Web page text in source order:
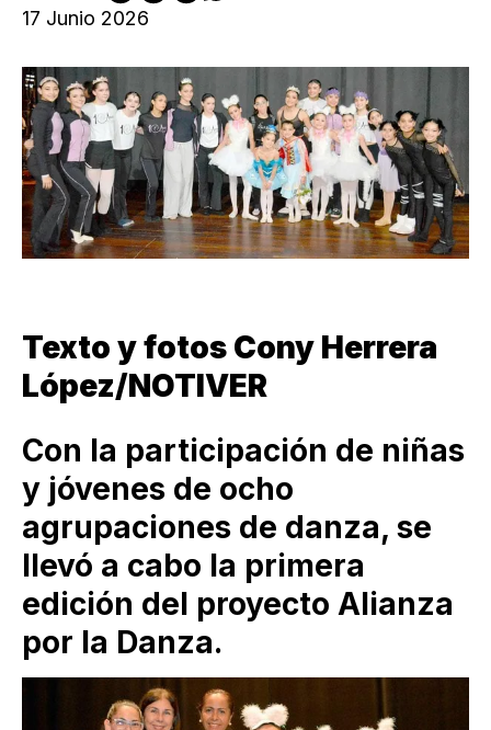
17 Junio 2026
Texto y fotos Cony Herrera
López/NOTIVER
Con la participación de niñas
y jóvenes de ocho
agrupaciones de danza, se
llevó a cabo la primera
edición del proyecto Alianza
por la Danza.